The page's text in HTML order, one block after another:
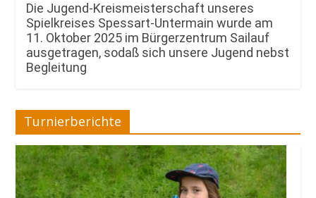
Die Jugend-Kreismeisterschaft unseres
Spielkreises Spessart-Untermain wurde am
11. Oktober 2025 im Bürgerzentrum Sailauf
ausgetragen, sodaß sich unsere Jugend nebst
Begleitung
Turnierberichte